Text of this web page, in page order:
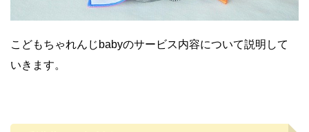
こどもちゃれんじbabyのサービス内容について説明して
いきます。